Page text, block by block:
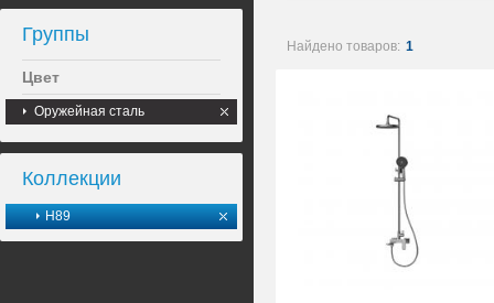
Группы
Цвет
Оружейная сталь
Коллекции
H89
Найдено товаров: 1